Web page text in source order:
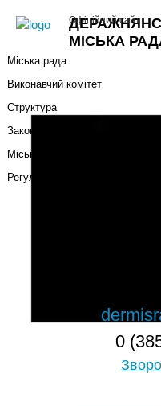
МІСЬКА
Офіційний сайт
+
Міський голова
Міська рада
Виконавчий комітет
Структура
Законодавча база
Міські програми
Регуляторна політика
Україна,
м.
0